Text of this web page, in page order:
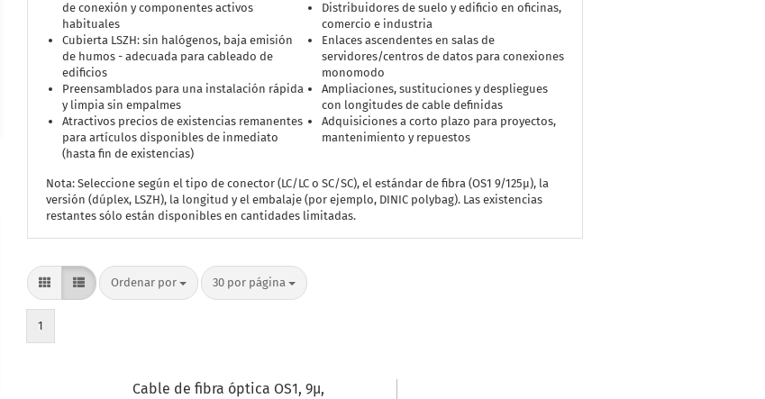
de conexión y componentes activos
habituales
Cubierta LSZH: sin halógenos, baja emisión
de humos - adecuada para cableado de
edificios
Preensamblados para una instalación rápida
y limpia sin empalmes
Atractivos precios de existencias remanentes
para artículos disponibles de inmediato
(hasta fin de existencias)
Distribuidores de suelo y edificio en oficinas,
comercio e industria
Enlaces ascendentes en salas de
servidores/centros de datos para conexiones
monomodo
Ampliaciones, sustituciones y despliegues
con longitudes de cable definidas
Adquisiciones a corto plazo para proyectos,
mantenimiento y repuestos
Nota: Seleccione según el tipo de conector (LC/LC o SC/SC), el estándar de fibra (OS1 9/125µ), la
versión (dúplex, LSZH), la longitud y el embalaje (por ejemplo, DINIC polybag). Las existencias
restantes sólo están disponibles en cantidades limitadas.
Ordenar por
Ordenar por 30 por página
por página
1
Cable de fibra óptica OS1, 9µ,